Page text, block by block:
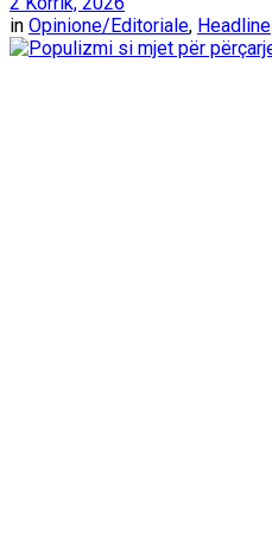
in Opinione/Editoriale, Headline